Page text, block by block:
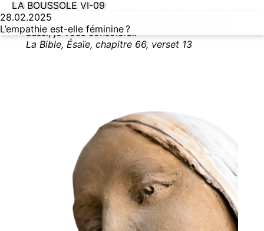
LA BOUSSOLE VI-09
28.02.2025
L’empathie est-elle féminine ?
Oui, comme une mère console son enfant, moi
aussi, je vous consolerai.
La Bible, Ésaïe, chapitre 66, verset 13